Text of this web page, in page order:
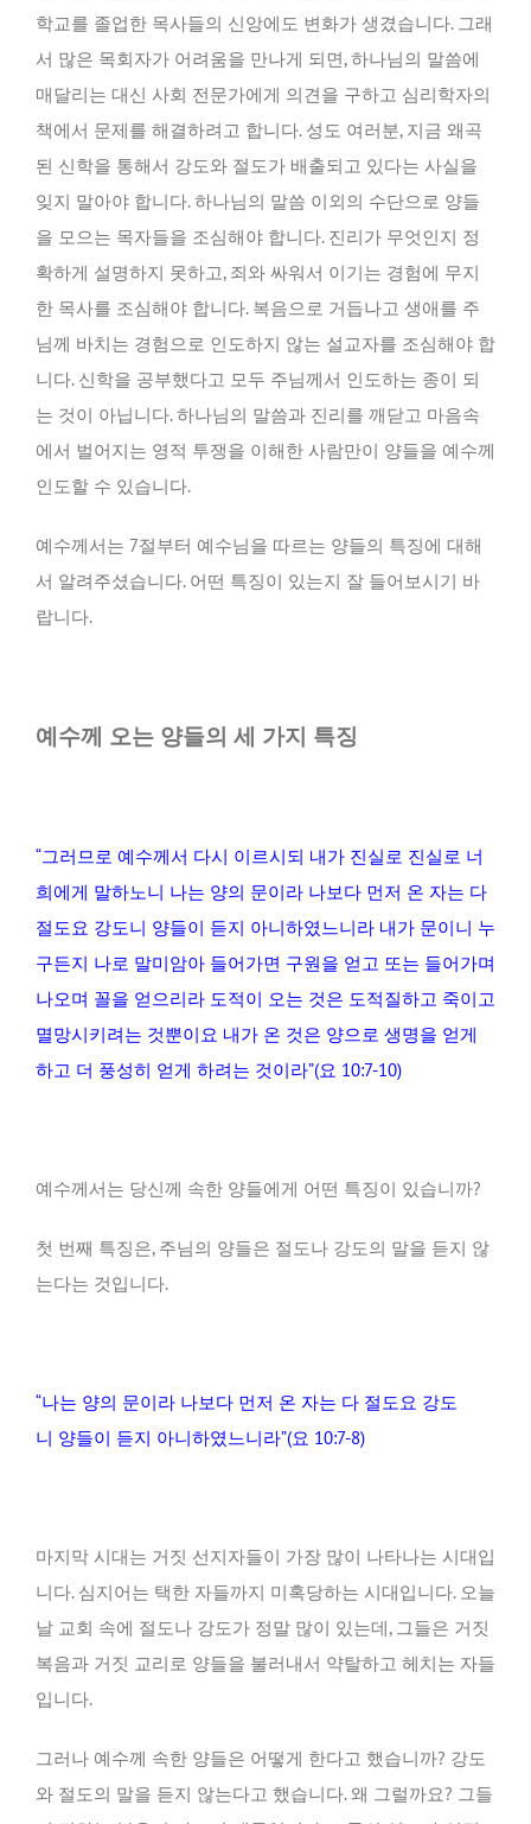
학교를 졸업한 목사들의 신앙에도 변화가 생겼습니다. 그래
서 많은 목회자가 어려움을 만나게 되면, 하나님의 말씀에
매달리는 대신 사회 전문가에게 의견을 구하고 심리학자의
책에서 문제를 해결하려고 합니다. 성도 여러분, 지금 왜곡
된 신학을 통해서 강도와 절도가 배출되고 있다는 사실을
잊지 말아야 합니다. 하나님의 말씀 이외의 수단으로 양들
을 모으는 목자들을 조심해야 합니다. 진리가 무엇인지 정
확하게 설명하지 못하고, 죄와 싸워서 이기는 경험에 무지
한 목사를 조심해야 합니다. 복음으로 거듭나고 생애를 주
님께 바치는 경험으로 인도하지 않는 설교자를 조심해야 합
니다. 신학을 공부했다고 모두 주님께서 인도하는 종이 되
는 것이 아닙니다. 하나님의 말씀과 진리를 깨닫고 마음속
에서 벌어지는 영적 투쟁을 이해한 사람만이 양들을 예수께
인도할 수 있습니다.
예수께서는 7절부터 예수님을 따르는 양들의 특징에 대해
서 알려주셨습니다. 어떤 특징이 있는지 잘 들어보시기 바
랍니다.
예수께 오는 양들의 세 가지 특징
“그러므로 예수께서 다시 이르시되 내가 진실로 진실로 너
희에게 말하노니 나는 양의 문이라 나보다 먼저 온 자는 다
절도요 강도니 양들이 듣지 아니하였느니라 내가 문이니 누
구든지 나로 말미암아 들어가면 구원을 얻고 또는 들어가며
나오며 꼴을 얻으리라 도적이 오는 것은 도적질하고 죽이고
멸망시키려는 것뿐이요 내가 온 것은 양으로 생명을 얻게
하고 더 풍성히 얻게 하려는 것이라”(요 10:7-10)
예수께서는 당신께 속한 양들에게 어떤 특징이 있습니까?
첫 번째 특징은, 주님의 양들은 절도나 강도의 말을 듣지 않
는다는 것입니다.
“나는 양의 문이라 나보다 먼저 온 자는 다 절도요 강도
니 양들이 듣지 아니하였느니라”(요 10:7-8)
마지막 시대는 거짓 선지자들이 가장 많이 나타나는 시대입
니다. 심지어는 택한 자들까지 미혹당하는 시대입니다. 오늘
날 교회 속에 절도나 강도가 정말 많이 있는데, 그들은 거짓
복음과 거짓 교리로 양들을 불러내서 약탈하고 헤치는 자들
입니다.
그러나 예수께 속한 양들은 어떻게 한다고 했습니까? 강도
와 절도의 말을 듣지 않는다고 했습니다. 왜 그럴까요? 그들